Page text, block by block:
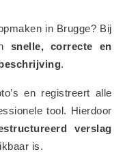
in Brugge? Bij
snelle, correcte en
.
en registreert alle
tool. Hierdoor
verslag
is.